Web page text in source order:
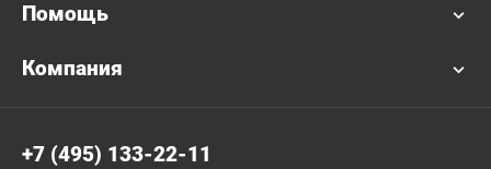
Помощь
Компания
+7 (495) 133-22-11